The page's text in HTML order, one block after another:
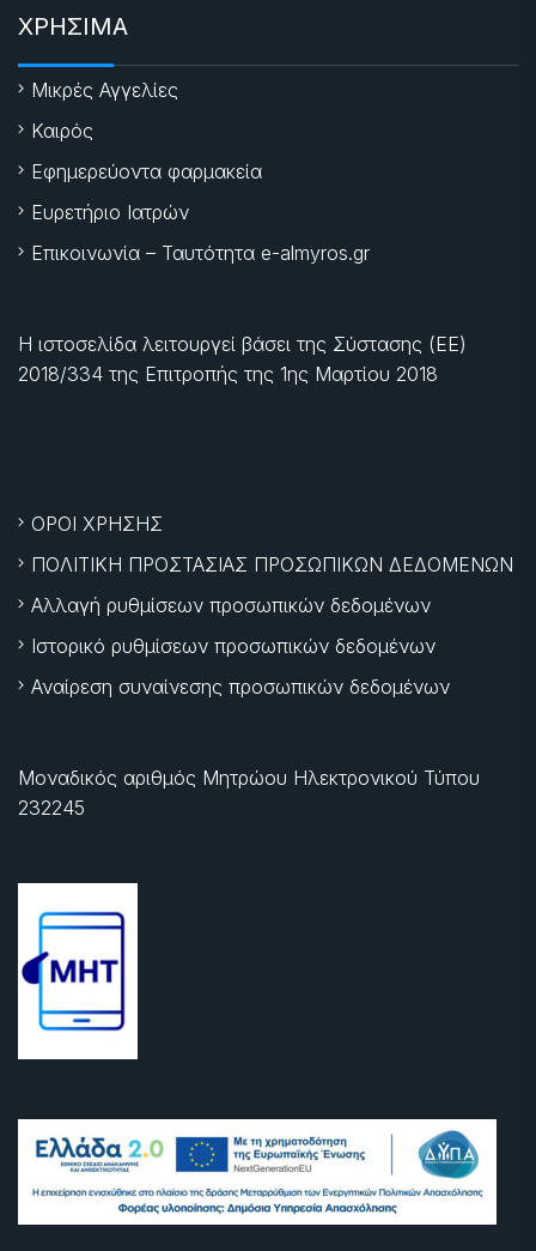
ΧΡΗΣΙΜΑ
Μικρές Αγγελίες
Καιρός
Εφημερεύοντα φαρμακεία
Ευρετήριο Ιατρών
Επικοινωνία – Ταυτότητα e-almyros.gr
Η ιστοσελίδα λειτουργεί βάσει της Σύστασης (ΕΕ)
2018/334 της Επιτροπής της 1ης Μαρτίου 2018
ΟΡΟΙ ΧΡΗΣΗΣ
ΠΟΛΙΤΙΚΗ ΠΡΟΣΤΑΣΙΑΣ ΠΡΟΣΩΠΙΚΩΝ ΔΕΔΟΜΕΝΩΝ
Αλλαγή ρυθμίσεων προσωπικών δεδομένων
Ιστορικό ρυθμίσεων προσωπικών δεδομένων
Αναίρεση συναίνεσης προσωπικών δεδομένων
Μοναδικός αριθμός Μητρώου Ηλεκτρονικού Τύπου
232245